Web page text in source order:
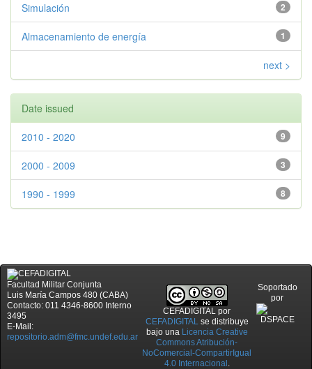
2
Simulación
1
Almacenamiento de energía
next >
Date issued
9
2010 - 2020
3
2000 - 2009
8
1990 - 1999
Facultad Militar Conjunta
Luis María Campos 480 (CABA)
Contacto: 011 4346-8600 Interno
3495
E-Mail:
repositorio.adm@fmc.undef.edu.ar
CEFADIGITAL por
CEFADIGITALse distribuye
bajo una Licencia Creative
Commons Atribución-
NoComercial-CompartirIgual
4.0 Internacional .
Soportado
por